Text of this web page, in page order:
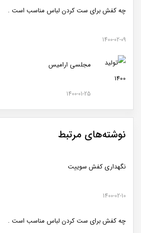
چه کفش برای ست کردن لباس مناسب است .
1400-02-09
مجلسی ارامیس
1400-01-25
نوشته‌های مرتبط
نگهداری کفش سوییت
1400-02-10
چه کفش برای ست کردن لباس مناسب است .